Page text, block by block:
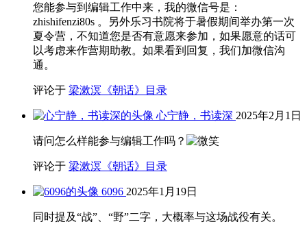
您能参与到编辑工作中来，我的微信号是：
zhishifenzi80s 。另外乐习书院将于暑假期间举办第一次
夏令营，不知道您是否有意愿来参加，如果愿意的话可
以考虑来作营期助教。如果看到回复，我们加微信沟
通。
评论于 梁漱溟《朝话》目录
心宁静，书读深 2025年2月1日
请问怎么样能参与编辑工作吗？
评论于 梁漱溟《朝话》目录
6096 2025年1月19日
同时提及“战”、“野”二字，大概率与这场战役有关。